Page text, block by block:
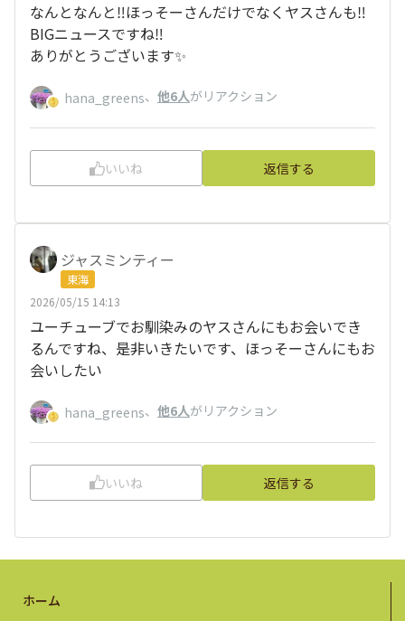
なんとなんと‼️ほっそーさんだけでなくヤスさんも‼️
BIGニュースですね‼️
ありがとうございます✨
hana_greens、 他6人がリアクション
いいね 返信する
ジャスミンティー
東海
2026/05/15 14:13
ユーチューブでお馴染みのヤスさんにもお会いでき
るんですね、是非いきたいです、ほっそーさんにもお
会いしたい
hana_greens、 他6人がリアクション
いいね 返信する
ホーム